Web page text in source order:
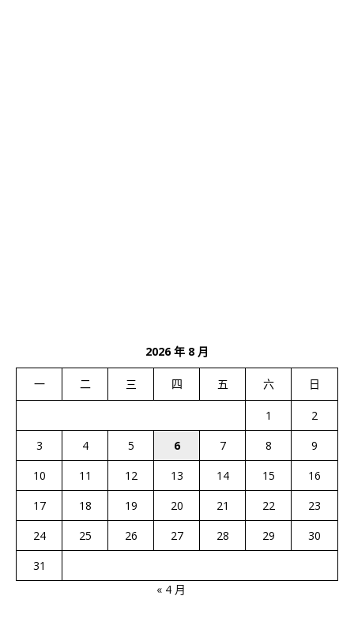
2026 年 8 月
一 二 三 四 五 六 日
1
2
3
4 5 6 7 8
9
10
11 12 13 14 15
16
17
18 19 20 21 22
23
24
25 26 27 28 29
30
31
« 4 月